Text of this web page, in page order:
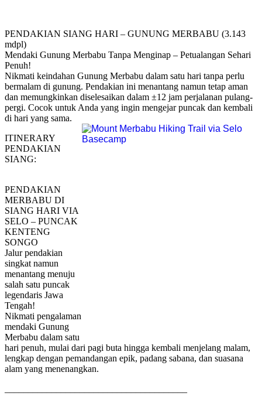
PENDAKIAN SIANG HARI – GUNUNG MERBABU (3.143
mdpl)
Mendaki Gunung Merbabu Tanpa Menginap – Petualangan Sehari
Penuh!
Nikmati keindahan Gunung Merbabu dalam satu hari tanpa perlu
bermalam di gunung. Pendakian ini menantang namun tetap aman
dan memungkinkan diselesaikan dalam ±12 jam perjalanan pulang-
pergi. Cocok untuk Anda yang ingin mengejar puncak dan kembali
di hari yang sama.
ITINERARY
PENDAKIAN
SIANG:
PENDAKIAN
MERBABU DI
SIANG HARI VIA
SELO – PUNCAK
KENTENG
SONGO
Jalur pendakian
singkat namun
menantang menuju
salah satu puncak
legendaris Jawa
Tengah!
Nikmati pengalaman
mendaki Gunung
Merbabu dalam satu
hari penuh, mulai dari pagi buta hingga kembali menjelang malam,
lengkap dengan pemandangan epik, padang sabana, dan suasana
alam yang menenangkan.